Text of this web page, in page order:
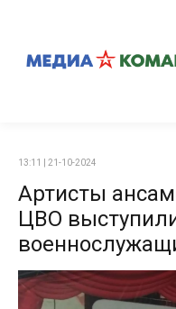
13:11 | 21-10-2024
Артисты
ЦВО